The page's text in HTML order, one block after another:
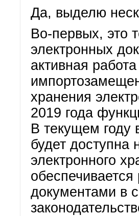
Да, выделю
Во-первых, это
электронных
активная
хранения
2019 года
В текущем году
будет
электронного
документами в